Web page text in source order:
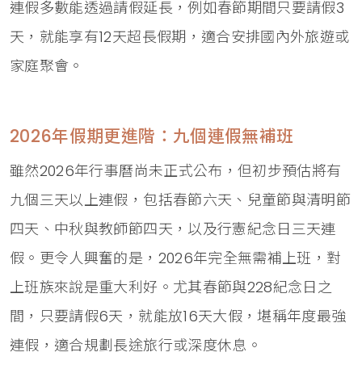
連假多數能透過請假延長，例如春節期間只要請假3
天，就能享有12天超長假期，適合安排國內外旅遊或
家庭聚會。
2026年假期更進階：九個連假無補班
雖然2026年行事曆尚未正式公布，但初步預估將有
九個三天以上連假，包括春節六天、兒童節與清明節
四天、中秋與教師節四天，以及行憲紀念日三天連
假。更令人興奮的是，2026年完全無需補上班，對
上班族來說是重大利好。尤其春節與228紀念日之
間，只要請假6天，就能放16天大假，堪稱年度最強
連假，適合規劃長途旅行或深度休息。